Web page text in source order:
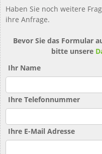
Haben Sie noch weitere
ihre Anfrage.
Bevor Sie das Formular
bitte unsere
Ihr Name
Ihre Telefonnummer
Ihre E-Mail Adresse